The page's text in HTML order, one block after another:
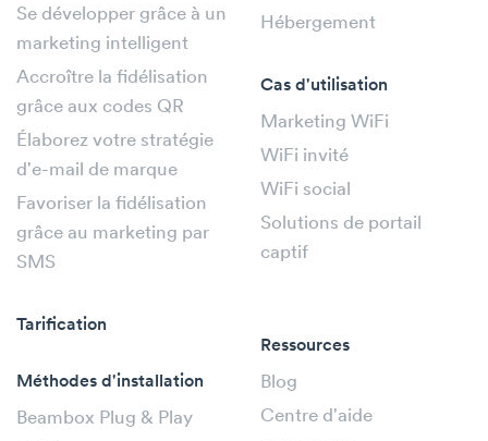
Se développer grâce à un
marketing intelligent
Accroître la fidélisation
grâce aux codes QR
Élaborez votre stratégie
d'e-mail de marque
Favoriser la fidélisation
grâce au marketing par
SMS
Tarification
Méthodes d'installation
Beambox Plug & Play
Hébergement
Cas d'utilisation
Marketing WiFi
WiFi invité
WiFi social
Solutions de portail
captif
Ressources
Blog
Centre d'aide